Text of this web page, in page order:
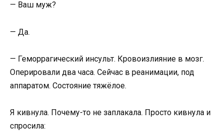
— Ваш муж?
— Да.
— Геморрагический инсульт. Кровоизлияние в мозг.
Оперировали два часа. Сейчас в реанимации, под
аппаратом. Состояние тяжёлое.
Я кивнула. Почему-то не заплакала. Просто кивнула и
спросила: